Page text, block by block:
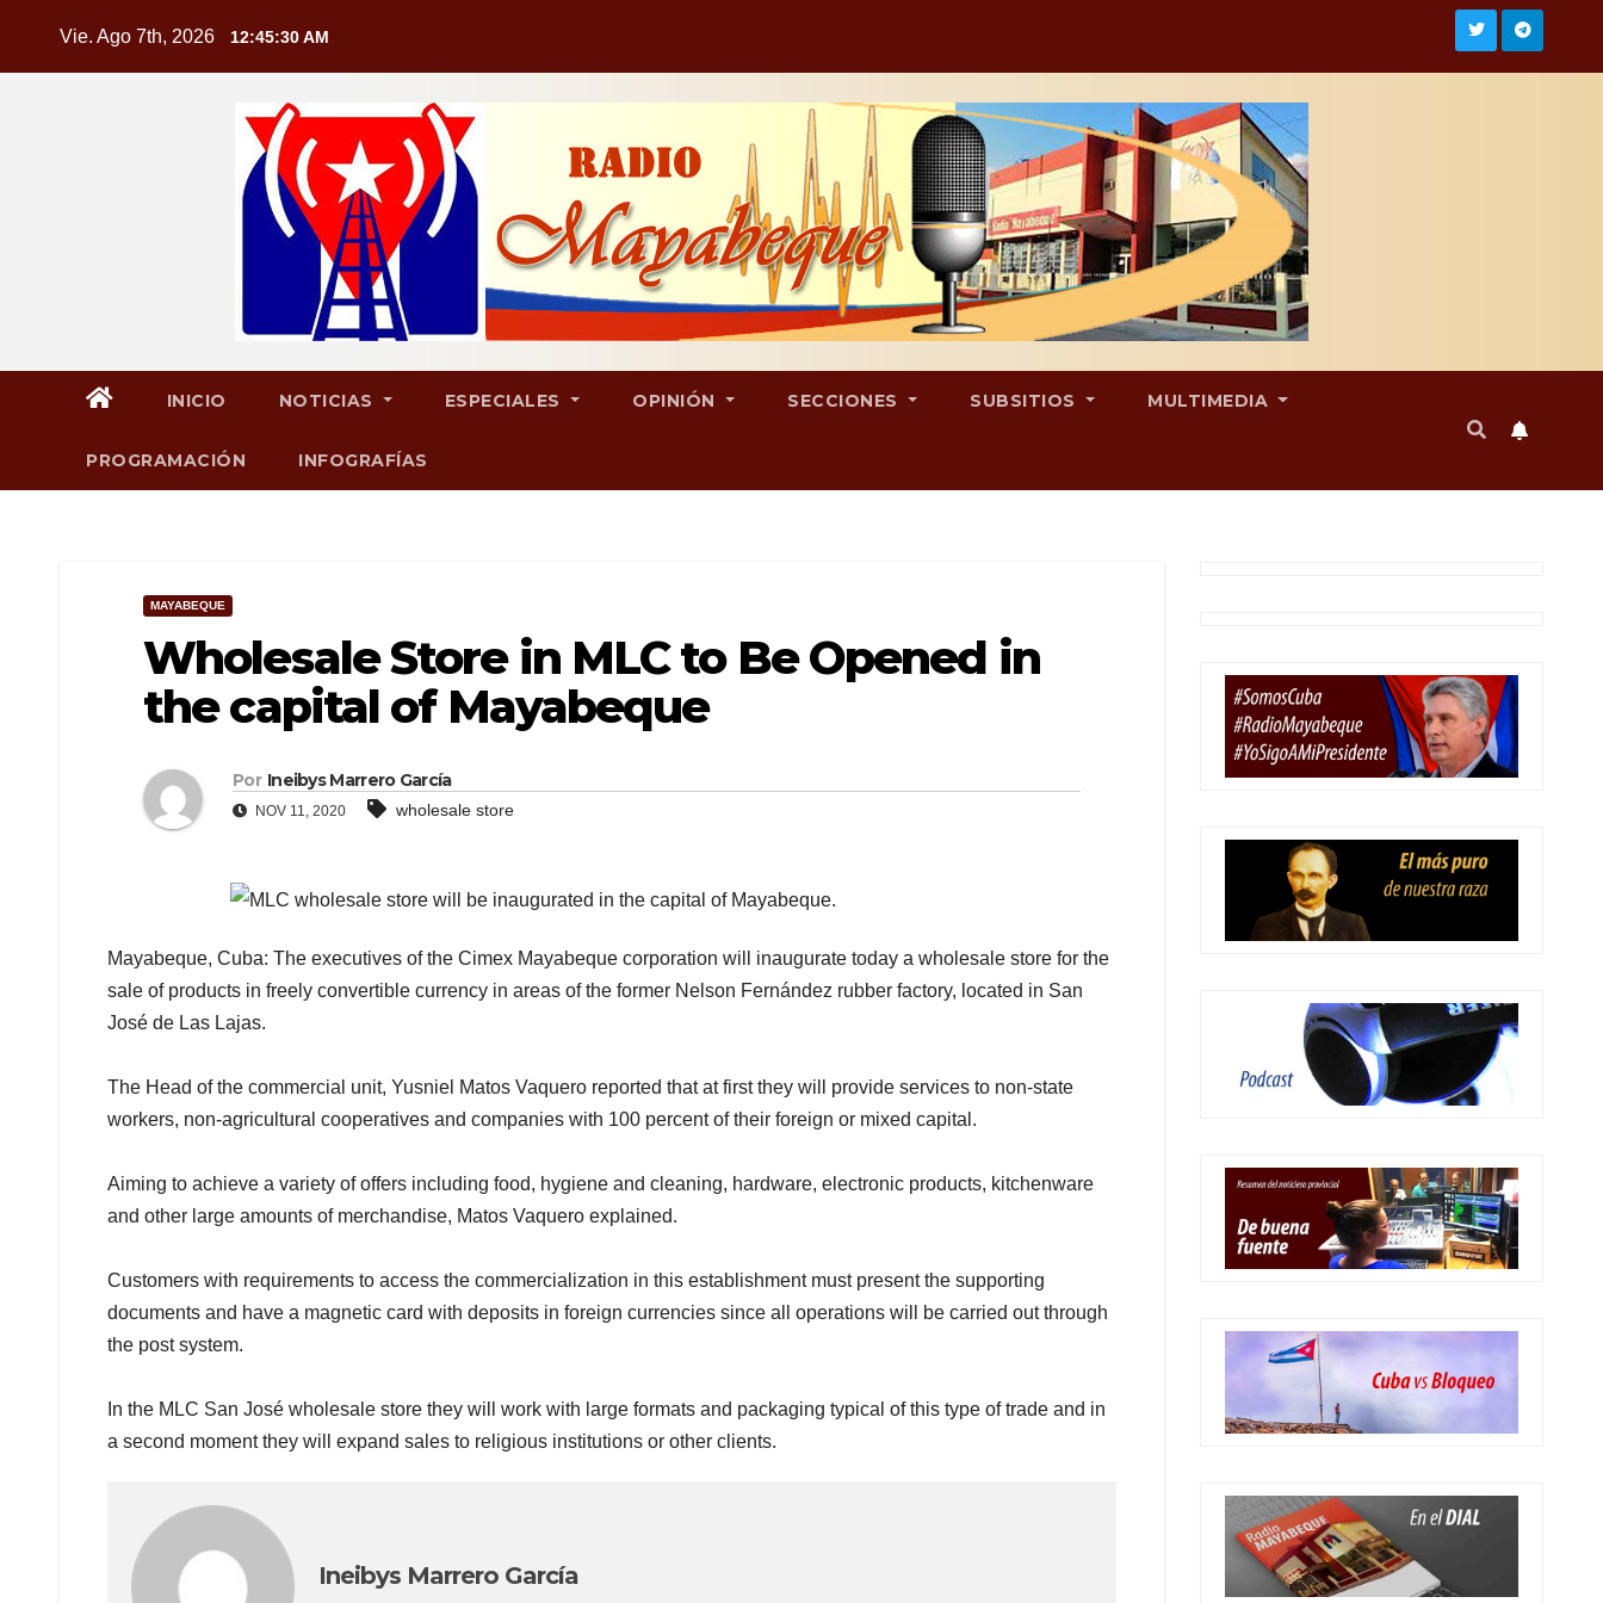
Vie. Ago 7th, 2026 12:45:30 AM
INICIO NOTICIAS ESPECIALES OPINIÓN SECCIONES SUBSITIOS MULTIMEDIA
PROGRAMACIÓN INFOGRAFÍAS
MAYABEQUE
Wholesale Store in MLC to Be Opened in
the capital of Mayabeque
Por Ineibys Marrero García
NOV 11, 2020 wholesale store
Mayabeque, Cuba: The executives of the Cimex Mayabeque corporation will inaugurate today a wholesale store for the
sale of products in freely convertible currency in areas of the former Nelson Fernández rubber factory, located in San
José de Las Lajas.
The Head of the commercial unit, Yusniel Matos Vaquero reported that at first they will provide services to non-state
workers, non-agricultural cooperatives and companies with 100 percent of their foreign or mixed capital.
Aiming to achieve a variety of offers including food, hygiene and cleaning, hardware, electronic products, kitchenware
and other large amounts of merchandise, Matos Vaquero explained.
Customers with requirements to access the commercialization in this establishment must present the supporting
documents and have a magnetic card with deposits in foreign currencies since all operations will be carried out through
the post system.
In the MLC San José wholesale store they will work with large formats and packaging typical of this type of trade and in
a second moment they will expand sales to religious institutions or other clients.
Ineibys Marrero García